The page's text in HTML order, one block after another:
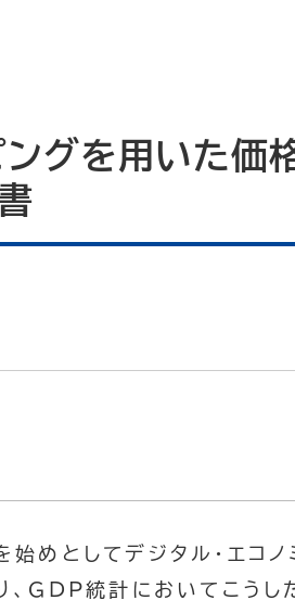
ングを用いた
始めとしてデジタル・エコ
、GDP統計においてこう